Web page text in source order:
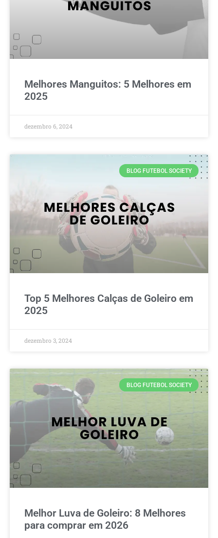
Melhores Manguitos: 5 Melhores em
2025
dezembro 6, 2024
BLOG FUTEBOL SOCIETY
Top 5 Melhores Calças de Goleiro em
2025
dezembro 3, 2024
BLOG FUTEBOL SOCIETY
Melhor Luva de Goleiro: 8 Melhores
para comprar em 2026